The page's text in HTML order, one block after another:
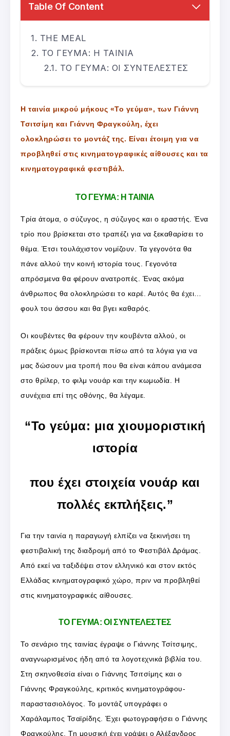
Table Of Content
THE MEAL
ΤΟ ΓΕΥΜΑ: Η ΤΑΙΝΙΑ
ΤΟ ΓΕΥΜΑ: ΟΙ ΣΥΝΤΕΛΕΣΤΕΣ
Η ταινία μικρού μήκους «Το γεύμα», των Γιάννη
Τσιτσίμη και Γιάννη Φραγκούλη, έχει
ολοκληρώσει το μοντάζ της. Είναι έτοιμη για να
προβληθεί στις κινηματογραφικές αίθουσες και τα
κινηματογραφικά φεστιβάλ.
ΤΟ ΓΕΥΜΑ: Η ΤΑΙΝΙΑ
Τρία άτομα, ο σύζυγος, η σύζυγος και ο εραστής. Ένα
τρίο που βρίσκεται στο τραπέζι για να ξεκαθαρίσει το
θέμα. Έτσι τουλάχιστον νομίζουν. Τα γεγονότα θα
πάνε αλλού την κοινή ιστορία τους. Γεγονότα
απρόσμενα θα φέρουν ανατροπές. Ένας ακόμα
άνθρωπος θα ολοκληρώσει το καρέ. Αυτός θα έχει…
φουλ του άσσου και θα βγει καθαρός.
Οι κουβέντες θα φέρουν την κουβέντα αλλού, οι
πράξεις όμως βρίσκονται πίσω από τα λόγια για να
μας δώσουν μια τροπή που θα είναι κάπου ανάμεσα
στο θρίλερ, το φιλμ νουάρ και την κωμωδία. Η
συνέχεια επί της οθόνης, θα λέγαμε.
“Το γεύμα: μια χιουμοριστική
ιστορία
που έχει στοιχεία νουάρ και
πολλές εκπλήξεις.”
Για την ταινία η παραγωγή ελπίζει να ξεκινήσει τη
φεστιβαλική της διαδρομή από το Φεστιβάλ Δράμας.
Από εκεί να ταξιδέψει στον ελληνικό και στον εκτός
Ελλάδας κινηματογραφικό χώρο, πριν να προβληθεί
στις κινηματογραφικές αίθουσες.
ΤΟ ΓΕΥΜΑ: ΟΙ ΣΥΝΤΕΛΕΣΤΕΣ
Το σενάριο της ταινίας έγραψε ο Γιάννης Τσίτσιμης,
αναγνωρισμένος ήδη από τα λογοτεχνικά βιβλία του.
Στη σκηνοθεσία είναι ο Γιάννης Τσιτσίμης και ο
Γιάννης Φραγκούλης, κριτικός κινηματογράφου-
παραστασιολόγος. Το μοντάζ υπογράφει ο
Χαράλαμπος Τσαϊρίδης. Έχει φωτογραφήσει ο Γιάννης
Φραγκούλης. Τη μουσική έχει γράψει ο Αλέξανδρος